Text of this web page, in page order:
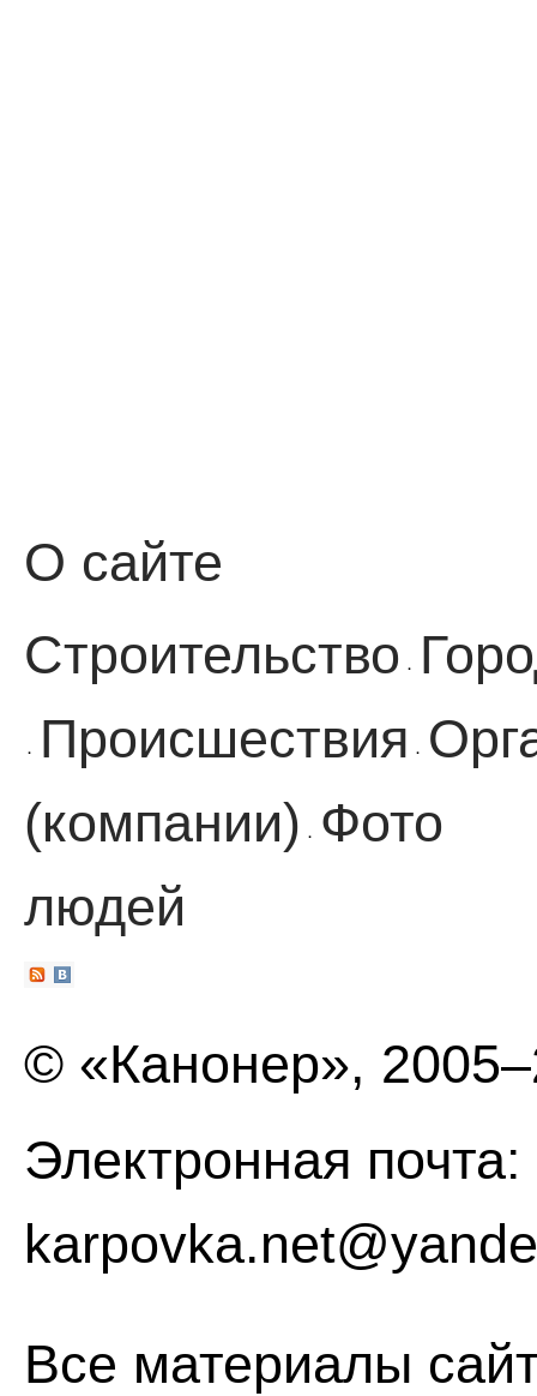
О сайте
Строительство ·
· Происшествия ·
(компании)
·
Фото
людей
© «Канонер»,
Электронная почта:
Все материалы